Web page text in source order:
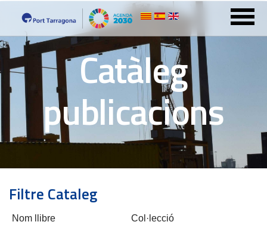
Catàleg
publicacions
Filtre Cataleg
Nom llibre Col·lecció